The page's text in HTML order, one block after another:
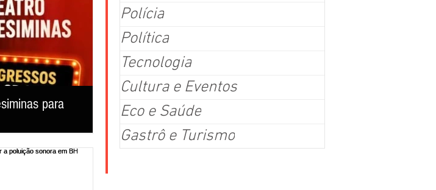
Polícia
Política
Tecnologia
Cultura e Eventos
Eco e Saúde
Gastrô e Turismo
para
o sucesso de uma
Ponto de apoio para policiais em grandes eventos é aprovado em
turno em BH
Com 39 votos favoráveis, o Plenário da Câmara Municipal de Belo Horizonte aprovou em 1º turno,
terça-feira (4/8), o Projeto de Lei (PL) 668/2026, que torna obrigatória a disponibilização de
eventos com público estimado igual ou superior a 5 mil pessoas. Sargento Jalyson (PL) disse que a